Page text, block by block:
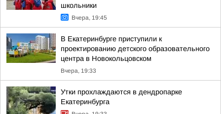
школьники
Вчера, 19:45
В Екатеринбурге приступили к
проектированию детского образовательного
центра в Новокольцовском
Вчера, 19:33
Утки прохлаждаются в дендропарке
Екатеринбурга